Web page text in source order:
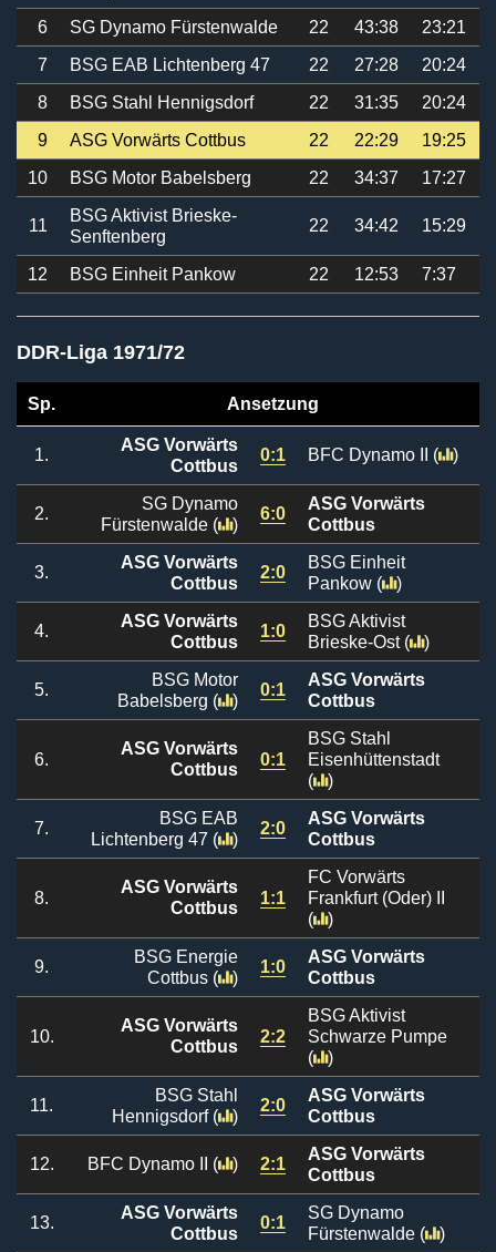
6 SG Dynamo Fürstenwalde 22 43:38
23:21
7
BSG EAB Lichtenberg 47 22 27:28
20:24
8
BSG Stahl Hennigsdorf 22 31:35
20:24
9
ASG Vorwärts Cottbus 22 22:29
19:25
10
BSG Motor Babelsberg 22 34:37 17:27
11
BSG Aktivist Brieske-
Senftenberg
22 34:42 15:29
12 BSG Einheit Pankow 22 12:53 7:37
DDR-Liga 1971/72
Sp. Ansetzung
1.
ASG Vorwärts
Cottbus
0:1 BFC Dynamo II ( )
2.
SG Dynamo
Fürstenwalde ( )
6:0
ASG Vorwärts
Cottbus
3.
ASG Vorwärts
Cottbus
2:0
BSG Einheit
Pankow ( )
4.
ASG Vorwärts
Cottbus
1:0
BSG Aktivist
Brieske-Ost ( )
5.
BSG Motor
Babelsberg ( )
0:1
ASG Vorwärts
Cottbus
6.
ASG Vorwärts
Cottbus
0:1
BSG Stahl
Eisenhüttenstadt
(
)
7.
BSG EAB
Lichtenberg 47 ( )
2:0
ASG Vorwärts
Cottbus
8.
ASG Vorwärts
Cottbus
1:1
FC Vorwärts
Frankfurt (Oder) II
(
)
9.
BSG Energie
Cottbus ( )
1:0
ASG Vorwärts
Cottbus
10.
ASG Vorwärts
Cottbus
2:2
BSG Aktivist
Schwarze Pumpe
(
)
11.
BSG Stahl
Hennigsdorf ( )
2:0
ASG Vorwärts
Cottbus
12. BFC Dynamo II ( ) 2:1
ASG Vorwärts
Cottbus
13.
ASG Vorwärts
Cottbus
0:1
SG Dynamo
Fürstenwalde ( )